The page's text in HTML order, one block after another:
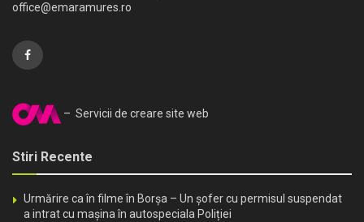
office@emaramures.ro
– Servicii de creare site web
Stiri Recente
Urmărire ca în filme în Borșa – Un șofer cu permisul suspendat
a intrat cu mașina în autospeciala Poliției